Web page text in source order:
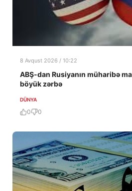
8 Avqust 2026 / 10:22
ABŞ-dan Rusiyanın müharibə
böyük zərbə
DÜNYA
0 0